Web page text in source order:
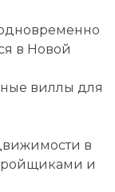
в Новой
виллы для
в
и